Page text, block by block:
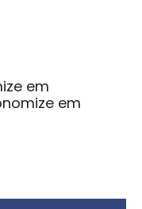
em
em